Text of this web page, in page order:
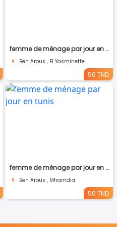
femme de ménage par jour en tunis
Ben Arous , El Yasminette
50 TND
femme de ménage par jour en tunis
Ben Arous , Mhamdia
50 TND